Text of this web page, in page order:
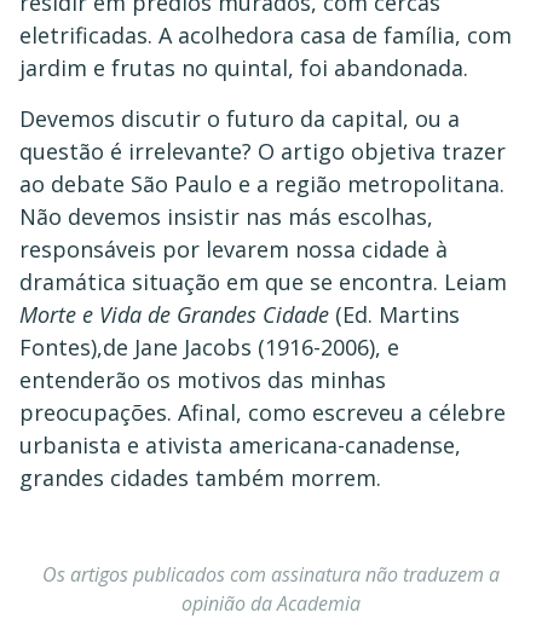
eletrificadas. A acolhedora casa de família, com
jardim e frutas no quintal, foi abandonada.
Devemos discutir o futuro da capital, ou a
questão é irrelevante? O artigo objetiva trazer
ao debate São Paulo e a região metropolitana.
Não devemos insistir nas más escolhas,
responsáveis por levarem nossa cidade à
dramática situação em que se encontra. Leiam
Morte e Vida de Grandes Cidade (Ed. Martins
Fontes),de Jane Jacobs (1916-2006), e
entenderão os motivos das minhas
preocupações. Afinal, como escreveu a célebre
urbanista e ativista americana-canadense,
grandes cidades também morrem.
Os artigos publicados com assinatura não traduzem a
opinião da Academia